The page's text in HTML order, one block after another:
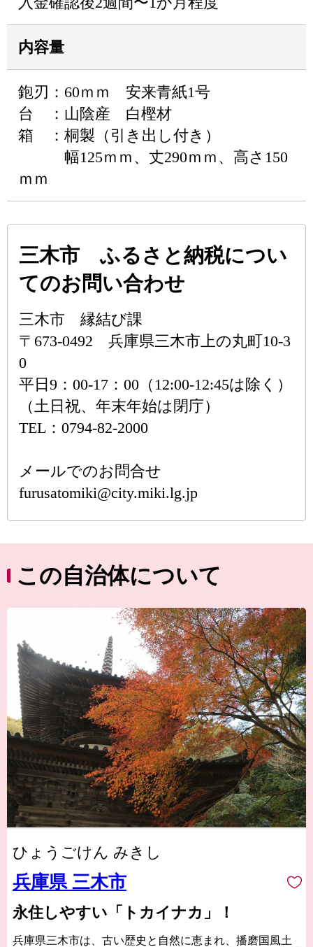
内容量
鉋刃：60ｍｍ 安来青紙1号
台 ：山陰産 白樫材
箱 ：桐製（引き出し付き）
幅125ｍｍ、丈290ｍｍ、高さ150
ｍｍ
三木市 ふるさと納税につい
てのお問い合わせ
三木市 縁結び課
〒673-0492 兵庫県三木市上の丸町10-3
0
平日9：00-17：00（12:00-12:45は除く）
（土日祝、年末年始は閉庁）
TEL：0794-82-2000
メールでのお問合せ
furusatomiki@city.miki.lg.jp
この自治体について
ひょうごけん みきし
兵庫県 三木市
永住しやすい「トカイナカ」！
兵庫県三木市は、古い歴史と自然に恵まれ、播磨国風土